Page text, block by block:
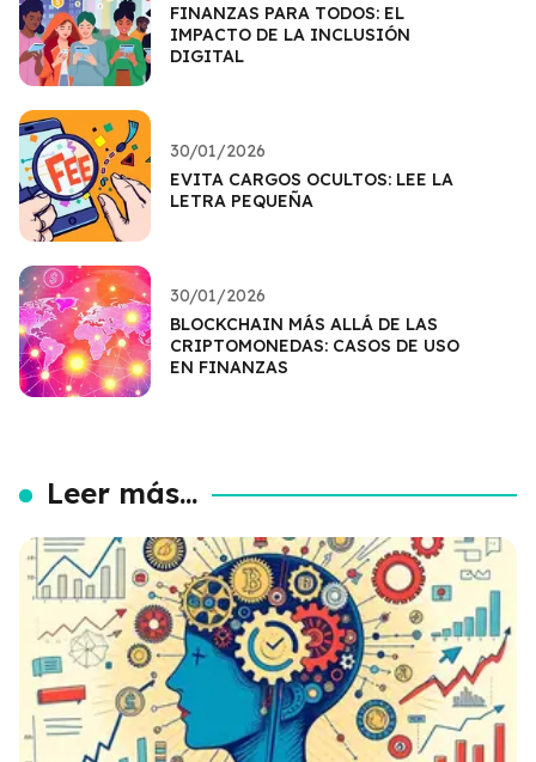
FINANZAS PARA TODOS: EL
IMPACTO DE LA INCLUSIÓN
DIGITAL
30/01/2026
EVITA CARGOS OCULTOS: LEE LA
LETRA PEQUEÑA
30/01/2026
BLOCKCHAIN MÁS ALLÁ DE LAS
CRIPTOMONEDAS: CASOS DE USO
EN FINANZAS
Leer más...